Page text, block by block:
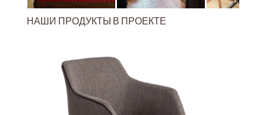
НАШИ ПРОДУКТЫ В ПРОЕКТЕ